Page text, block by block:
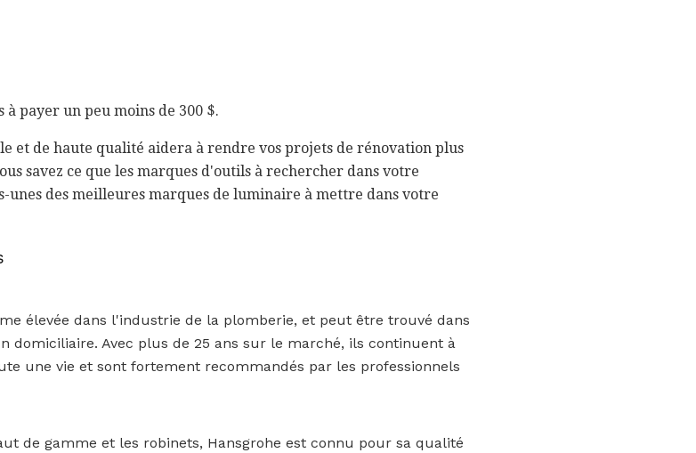
payer un peu moins de 300 $.
et de haute qualité aidera à rendre vos projets de rénovation plus
savez ce que les marques d'outils à rechercher dans votre
unes des meilleures marques de luminaire à mettre dans votre
élevée dans l'industrie de la plomberie, et peut être trouvé dans
domiciliaire. Avec plus de 25 ans sur le marché, ils continuent à
une vie et sont fortement recommandés par les professionnels
de gamme et les robinets, Hansgrohe est connu pour sa qualité